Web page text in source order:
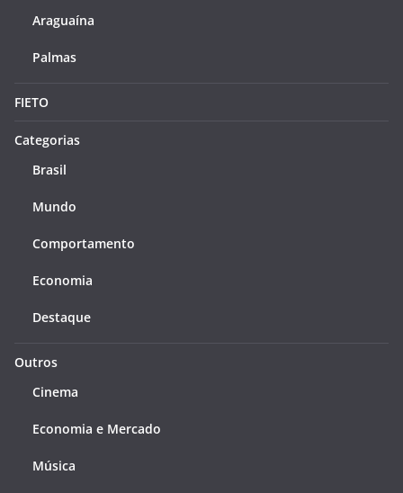
Araguaína
Palmas
FIETO
Categorias
Brasil
Mundo
Comportamento
Economia
Destaque
Outros
Cinema
Economia e Mercado
Música